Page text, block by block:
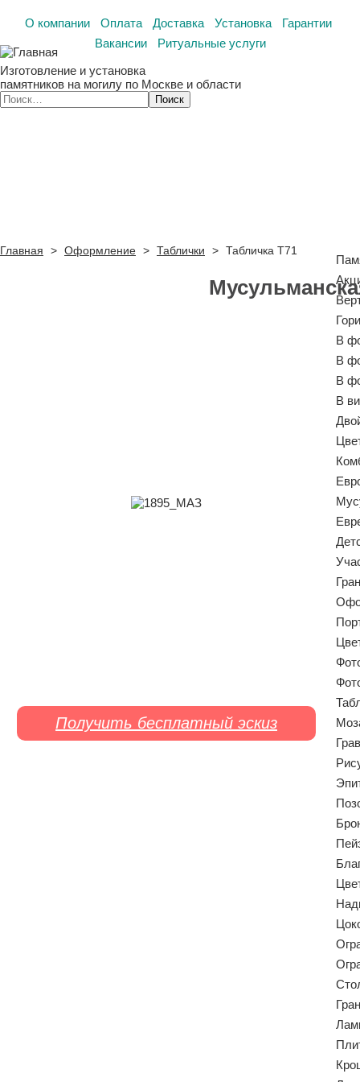
О компании Оплата Доставка Установка
Гарантии
Вакансии
Ритуальные услуги
Изготовление и установка
памятников на могилу по Москве и области
В
В
В
В
Главная > Оформление > Таблички > Табличка Т71
Получить бесплатный эскиз